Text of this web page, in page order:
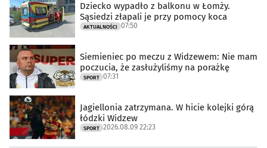
Dziecko wypadło z balkonu w Łomży.
Sąsiedzi złapali je przy pomocy koca
AKTUALNOŚCI 07:50
Siemieniec po meczu z Widzewem: Nie mam
poczucia, że zasłużyliśmy na porażkę
SPORT 07:31
Jagiellonia zatrzymana. W hicie kolejki górą
łódzki Widzew
SPORT 2026.08.09 22:23